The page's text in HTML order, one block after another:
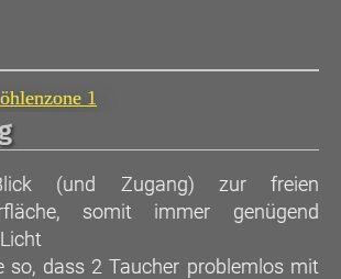
(und Zugang) zur freien
somit immer genügend
so, dass 2 Taucher problemlos mit